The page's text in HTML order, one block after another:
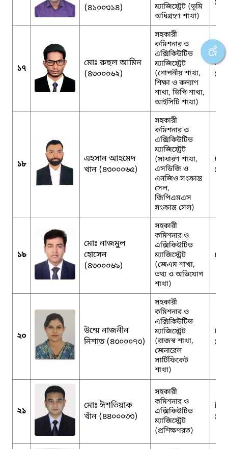
(৪১০০৩১৪)
ম্যাজিস্ট্রেট (ভূমি
অধিগ্রহণ শাখা)
১৭
মোঃ রুহুল আমিন
(৪৩০০০৬২)
সহকারী
কমিশনার ও
এক্সিকিউটিভ
ম্যাজিস্ট্রেট
(গোপনীয় শাখা,
শিক্ষা ও কল্যাণ
শাখা, ভিপি শাখা,
আইসিটি শাখা)
১৮
এহসান আহমেদ
খান (৪৩০০০৬৫)
সহকারী
কমিশনার ও
এক্সিকিউটিভ
ম্যাজিস্ট্রেট
(সাধারণ শাখা,
এসডিজি ও
এনজিও সংক্রান্ত
সেল,
জিপিএমএস
সংক্রান্ত সেল)
১৯
মোঃ নাজমুল
হোসেন
(৪৩০০০৬৯)
সহকারী
কমিশনার ও
এক্সিকিউটিভ
ম্যাজিস্ট্রেট
(জেএম শাখা,
তথ্য ও অভিযোগ
শাখা)
২০
উম্মে নাজনীন
নিশাত (৪৩০০০৭৩)
সহকারী
কমিশনার ও
এক্সিকিউটিভ
ম্যাজিস্ট্রেট
(রাজস্ব শাখা,
জেনারেল
সার্টিফিকেট
শাখা)
২১
মোঃ ঈশতিয়াক
খাঁন (৪৪০০০৩৩)
সহকারী
কমিশনার ও
এক্সিকিউটিভ
ম্যাজিস্ট্রেট
(প্রশিক্ষণরত)